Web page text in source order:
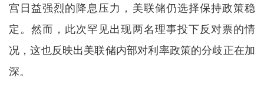
宫日益强烈的降息压力，美联储仍选择保持政策稳
定。然而，此次罕见出现两名理事投下反对票的情
况，这也反映出美联储内部对利率政策的分歧正在加
深。